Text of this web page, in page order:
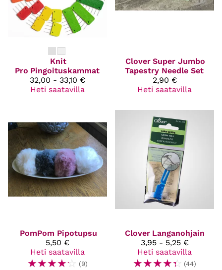
Knit
Pro Pingoituskammat
32,00 - 33,10 €
Heti saatavilla
Clover Super Jumbo
Tapestry Needle Set
2,90 €
Heti saatavilla
PomPom Pipotupsu
5,50 €
Heti saatavilla
☆☆☆☆☆ (9)
Clover Langanohjain
3,95 - 5,25 €
Heti saatavilla
☆☆☆☆☆ (44)